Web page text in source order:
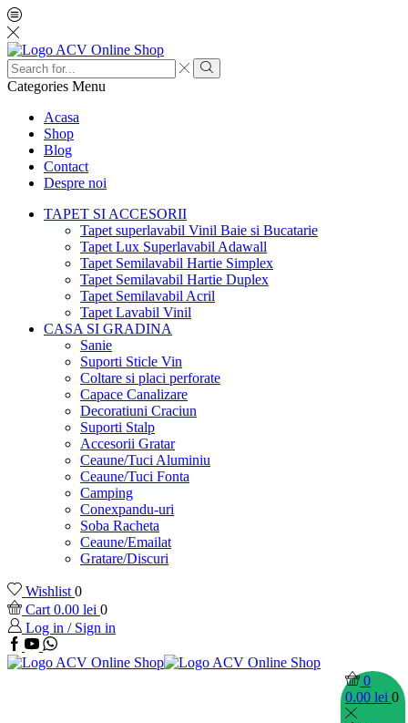
Search
input
Search
Categories Menu
Acasa
Shop
Blog
Contact
Despre noi
TAPET SI ACCESORII
Tapet superlavabil Vinil Baie si Bucatarie
Tapet Lux Superlavabil Adawall
Tapet Semilavabil Hartie Simplex
Tapet Semilavabil Hartie Duplex
Tapet Semilavabil Acril
Tapet Lavabil Vinil
CASA SI GRADINA
Sanie
Suporti Sticle Vin
Coltare si placi perforate
Capace Canalizare
Decoratiuni Craciun
Suporti Stalp
Accesorii Gratar
Ceaune/Tuci Aluminiu
Ceaune/Tuci Fonta
Camping
Conexpandu-uri
Soba Racheta
Ceaune/Emailat
Gratare/Discuri
Wishlist 0
Cart 0.00 lei 0
Log in / Sign in
Facebook
YoutubeWhatsapp
0
0.00 lei 0